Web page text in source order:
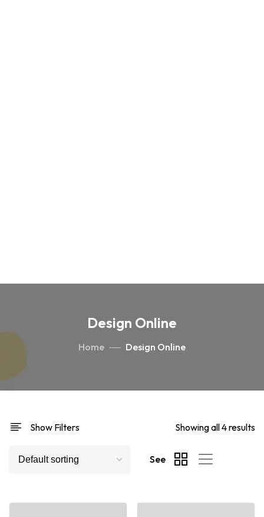
Design Online
Home Design Online
Show Filters Showing all 4 results
See